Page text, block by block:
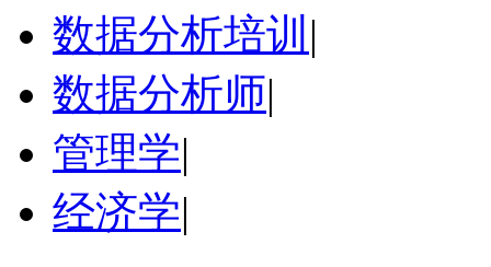
立即咨询
数据分析培训 |
数据分析师|
管理学|
经济学|